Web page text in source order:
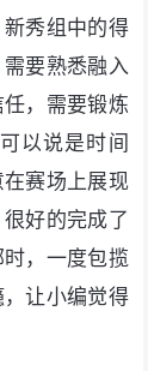
秀组中的得
要熟悉融入
，需要锻炼
以说是时间
赛场上展现
好的完成了
，一度包揽
让小编觉得